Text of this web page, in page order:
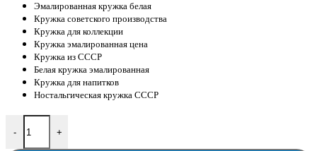
Эмалированная кружка белая
Кружка советского производства
Кружка для коллекции
Кружка эмалированная цена
Кружка из СССР
Белая кружка эмалированная
Кружка для напитков
Ностальгическая кружка СССР
-
Количество товара Кружка эмалированная белая СССР
+